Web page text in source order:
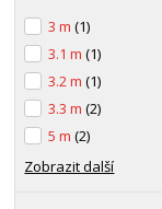
3 m(1)
3.1 m(1)
3.2 m(1)
3.3 m(2)
5 m(2)
Zobrazit další